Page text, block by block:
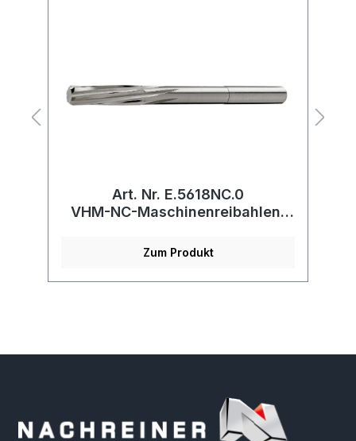
Art. Nr. E.5618NC.0
VHM-NC-Maschinenreibahlen,
Zum Produkt